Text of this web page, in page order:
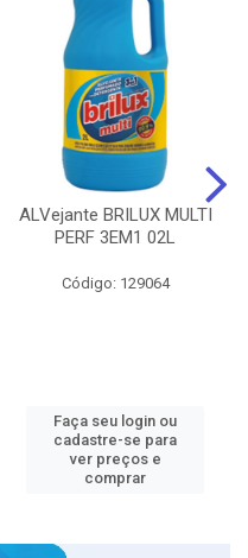
ALVejante BRILUX MULTI
PERF 3EM1 02L
Código: 129064
Faça seu login ou
cadastre-se para
ver preços e
comprar